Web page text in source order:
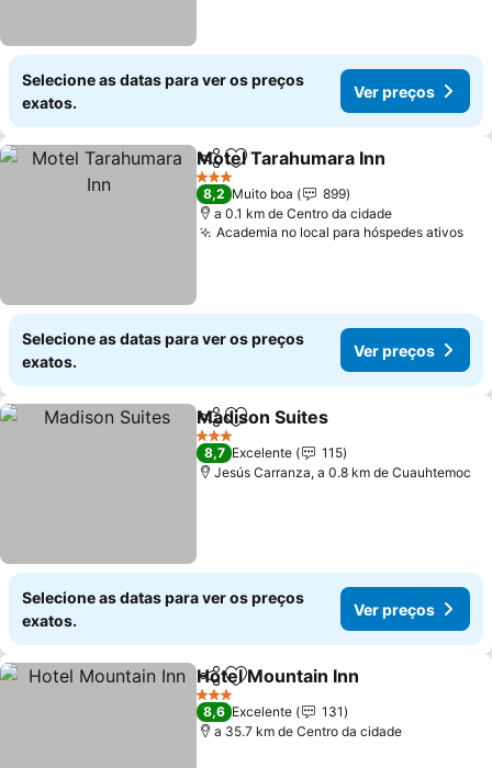
Selecione as datas para ver os preços
exatos.
Ver preços
PartilharAdicionar aos favoritos
Motel Tarahumara Inn
3 Estrelas
8,2 Muito boa
899
a 0.1 km de Centro da cidade
Academia no local para hóspedes ativos
Selecione as datas para ver os preços
exatos.
Ver preços
PartilharAdicionar aos favoritos
Madison Suites
3 Estrelas
8,7 Excelente
115
Jesús Carranza, a 0.8 km de Cuauhtemoc
Selecione as datas para ver os preços
exatos.
Ver preços
PartilharAdicionar aos favoritos
Hotel Mountain Inn
3 Estrelas
8,6 Excelente
131
a 35.7 km de Centro da cidade